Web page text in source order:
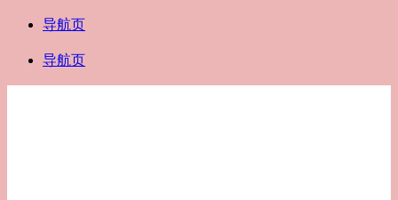
导航页
导航页